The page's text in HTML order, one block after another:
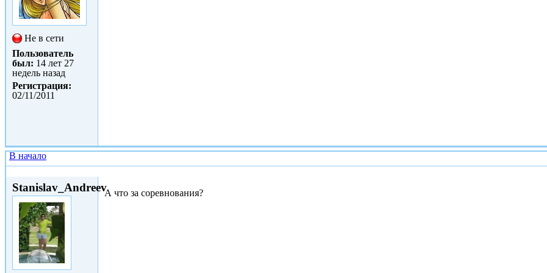
Не в сети
Пользователь
был: 14 лет 27
недель назад
Регистрация:
02/11/2011
В начало
Stanislav_AndreevА что за соревнования?